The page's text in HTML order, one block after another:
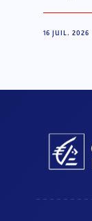
16 JUIL. 2026